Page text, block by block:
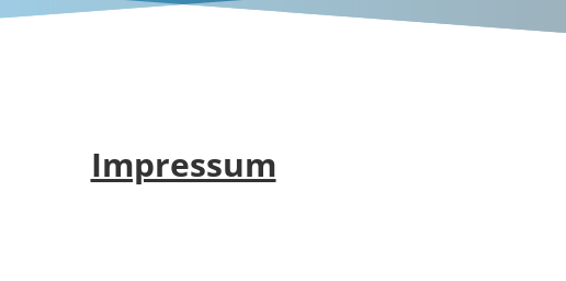
Impressum